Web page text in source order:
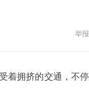
举报
着拥挤的交通，不停